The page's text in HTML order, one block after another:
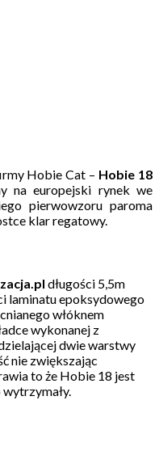
Hobie Cat – Hobie 18
na europejski rynek we
pierwowzoru paroma
klar regatowy.
długości 5,5m
laminatu epoksydowego
włóknem
wykonanej z
dwie warstwy
nie zwiększając
to że Hobie 18 jest